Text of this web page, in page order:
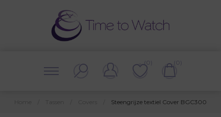
(0) (0)
Steengrijze textiel Cover BGC300